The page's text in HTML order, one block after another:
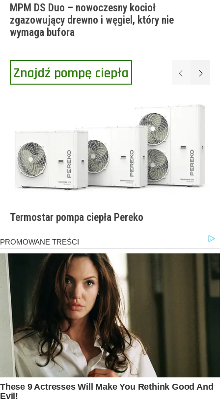
MPM DS Duo – nowoczesny kocioł
zgazowujący drewno i węgiel, który nie
wymaga bufora
Znajdź pompę ciepła Poprzednie
Termostar pompa ciepła Pereko